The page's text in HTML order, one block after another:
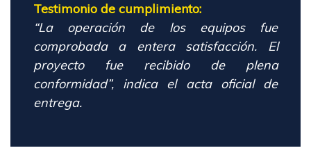
Testimonio de cumplimiento:
“La operación de los equipos fue
comprobada a entera satisfacción. El
proyecto fue recibido de plena
conformidad”, indica el acta oficial de
entrega.